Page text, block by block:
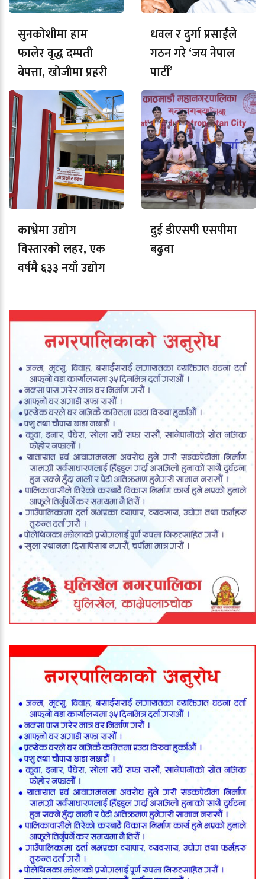
सुनकोशीमा हाम
फालेर वृद्ध दम्पती
बेपत्ता, खोजीमा प्रहरी
धवल र दुर्गा प्रसाईंले
गठन गरे ‘जय नेपाल
पार्टी’
काभ्रेमा उद्योग
विस्तारको लहर, एक
वर्षमै ६३३ नयाँ उद्योग
दुई डीएसपी एसपीमा
बढुवा